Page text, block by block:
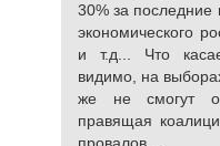
30% за последние
экономического
и т.д... Что
видимо, на
же не смогут
правящая